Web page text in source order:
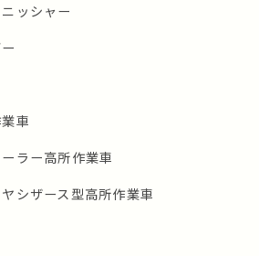
ッシャー
車
ラー高所作業車
シザース型高所作業車